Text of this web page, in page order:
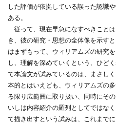
した評価が依拠している誤った認識
ある。
従って、現在早急になすべきこと
き、彼の研究・思想の全体像を示す
はまずもって、ウィリアムズの研究
し、理解を深めていくという、ひど
て本論文が試みているのは、まさし
本的とはいえども、ウィリアムズの
る限り広範囲に取り扱い、同時にそ
いしは内容紹介の羅列としてではな
て描き出すという試みは、これまで